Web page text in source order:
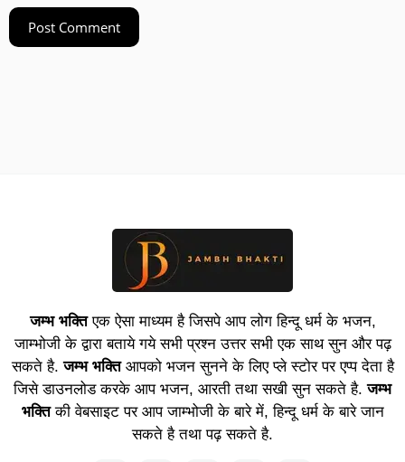
जम्भ भक्तिएक ऐसा माध्यम है जिसपे आप लोग हिन्दू धर्म के भजन,
जाम्भोजी के द्वारा बताये गये सभी प्रश्न उत्तर सभी एक साथ सुन और पढ़
सकते है.जम्भ भक्तिआपको भजन सुनने के लिए प्ले स्टोर पर एप्प देता है
जिसे डाउनलोड करके आप भजन, आरती तथा सखी सुन सकते है.जम्भ
भक्तिकी वेबसाइट पर आप जाम्भोजी के बारे में, हिन्दू धर्म के बारे जान
सकते है तथा पढ़ सकते है.